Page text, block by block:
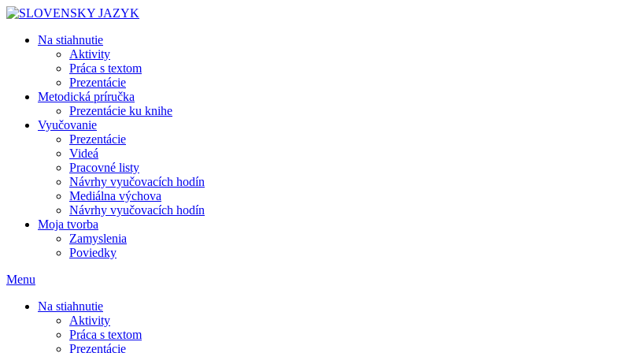
Skip
contentNa stiahnutie
Aktivity
Práca s textom
Prezentácie
Metodická príručka
Prezentácie ku knihe
Vyučovanie
Prezentácie
Videá
Pracovné listy
Návrhy vyučovacích hodín
Mediálna výchova
Návrhy vyučovacích hodín
Moja tvorba
Zamyslenia
Poviedky
Menu
Na stiahnutie
Aktivity
Práca s textom
Prezentácie